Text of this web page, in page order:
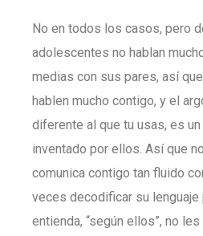
No en todos los casos, pero
adolescentes no hablan
medias con sus pares, así
hablen mucho contigo, y el
diferente al que tu usas, es
inventado por ellos. Así que
comunica contigo tan fluido
veces decodificar su lenguaje
entienda, “según ellos”, no